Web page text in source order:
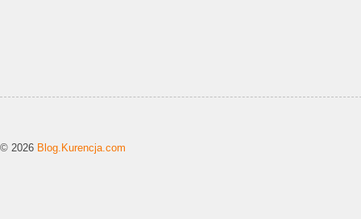
© 2026 Blog.Kurencja.com